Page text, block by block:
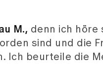
M., denn ich höre
sind und die
Ich beurteile die